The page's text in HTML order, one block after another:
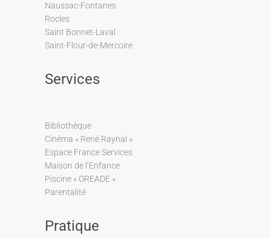
Naussac-Fontanes
Rocles
Saint Bonnet-Laval
Saint-Flour-de-Mercoire
Services
Bibliothèque
Cinéma « René Raynal »
Espace France Services
Maison de l’Enfance
Piscine « OREADE »
Parentalité
Pratique